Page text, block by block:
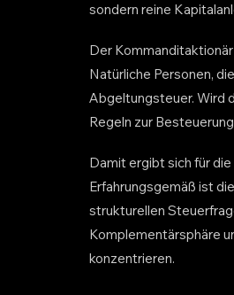
sondern reine
Der
Natürliche Personen,
Abgeltungsteuer. Wird
Regeln zur
Damit ergibt sich für
Erfahrungsgemäß ist
strukturellen
Komplementärsphäre
konzentrieren.